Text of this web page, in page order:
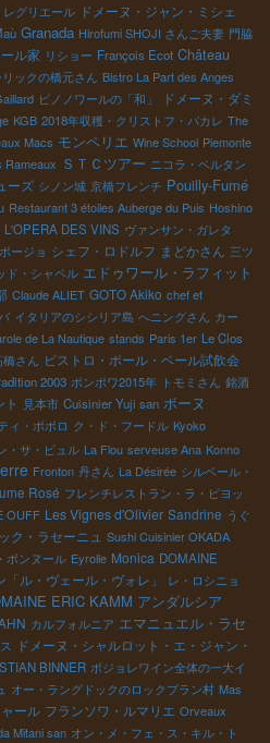
レグリエール ドメーヌ・ジャン・ミシェ
Granada Hirofumi SHOJI さんご夫妻 門脇
ル家 リショー François Ecot Château
ックの橋元さん Bistro La Part des Anges
ピノノワールの「和」
ドメーヌ・ダミ
KGB 2018年収穫・クリストフ・パカレ The
Macs モンペリエ Wine School Piemonte
Rameaux ＳＴＣツアー ニコラ・ベルタン
ーズ シノン城 京橋フレンチ Pouilly-Fumé
Restaurant 3 étoiles Auberge du Puis Hoshino
L'OPERA DES VINS ヴァンサン・ガレタ
ージョ シェフ・ロドルフ まどかさん 三ツ
ド・シャペル エドゥワール・ラフィット
Claude ALIET GOTO Akiko chef et
イタリアのシシリア島 へニングさん カー
de La Nautique stands Paris 1er Le Clos
橋さん ビストロ・ポール・ベール試飲会
2003 ポンポワ2015年 トモミさん 銘酒
ト 見本市 Cuisinier Yuji san ボーヌ
ィ・ポポロ ク・ド・フードル Kyoko
・サ・ビュル La Flou serveuse Ana Konno
Fronton 丹さん La Désirée シルベール・
Rosé フレンチレストラン・ラ・ピヨッ
OUFF Les Vignes d'Olivier Sandrine うぐ
ク・ラセーニュ Sushi Cuisinier OKADA
ボンヌール Eyrolle Monica DOMAINE
「ル・ヴェール・ヴォレ」
レ・ロシニョ
ERIC KAMM アンダルシア
カルフォルニア エマニュエル・ラセ
ドメーヌ・シャルロット・エ・ジャン・
BINNER ボジョレワイン全体の一大イ
オー・ラングドックのロックブラン村 Mas
ール フランソワ・ルマリエ Orveaux
Mitani san オン・メ・フェ・ス・キル・ト